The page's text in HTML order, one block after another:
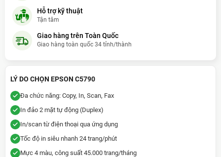
Huỳnh Thị Phương Loan
Lê Khắc Sinh- (09xxxx7202) đã mua
Đỗ Thanh Hòa
Hỗ trợ kỹ thuật
Tận tâm
Giao hàng trên Toàn Quốc
Giao hàng toàn quốc 34 tỉnh/thành
LÝ DO CHỌN EPSON C5790
Đa chức năng: Copy, In, Scan, Fax
In đảo 2 mặt tự động (Duplex)
In/scan từ điện thoại qua ứng dụng
Tốc độ in siêu nhanh 24 trang/phút
Mực 4 màu, công suất 45.000 trang/tháng